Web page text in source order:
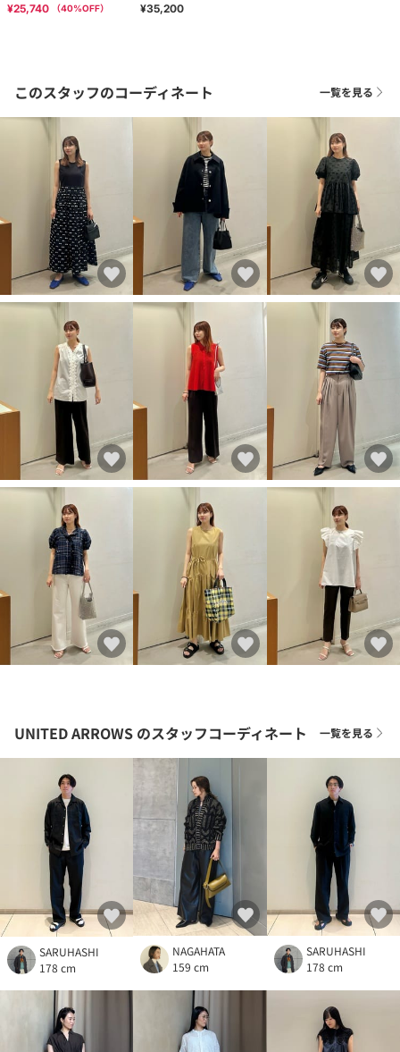
¥25,740 （40%OFF） ¥35,200
このスタッフのコーディネート 一覧を見る
UNITED ARROWS のスタッフコーディネート 一覧を見る
SARUHASHI
178 cm
NAGAHATA
159 cm
SARUHASHI
178 cm